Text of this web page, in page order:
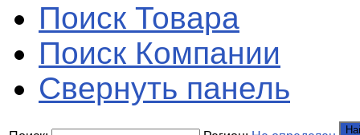
Поиск Товара
Поиск Компании
Свернуть панель